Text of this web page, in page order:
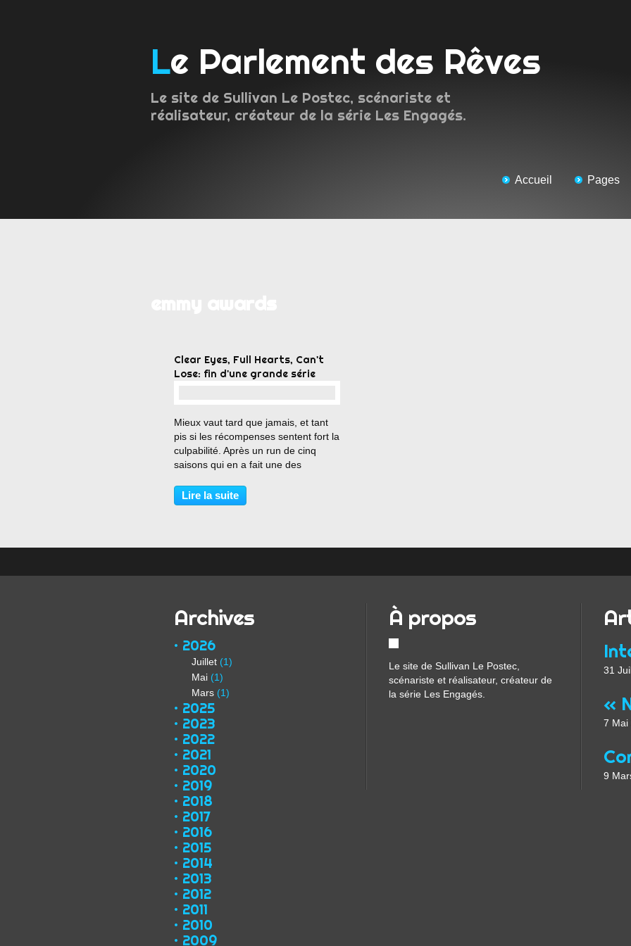
Le Parlement des Rêves
Le site de Sullivan Le Postec, scénariste et
réalisateur, créateur de la série Les Engagés.
Accueil Pages
Clear Eyes, Full Hearts, Can't
Lose: fin d'une grande série
Mieux vaut tard que jamais, et tant
pis si les récompenses sentent fort la
culpabilité. Après un run de cinq
saisons qui en a fait une des
certainement l'une des séries les
plus émouvantes, Friday Night Lights
Lire la suite
Archives
2026
Juillet (1)
Mai (1)
Mars (1)
2025
2023
2022
2021
2020
2019
2018
2017
2016
2015
2014
2013
2012
2011
2010
2009
À propos
Le site de Sullivan Le Postec,
scénariste et réalisateur, créateur de
la série Les Engagés.
31
7 Mai
9